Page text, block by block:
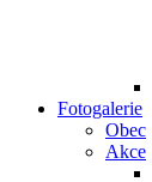
Fotogalerie
Obec
Akce